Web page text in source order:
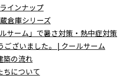
インナップ
倉庫シリーズ
サーム」で暑さ対策・熱中症対策
ございました。 | クールサーム
築の流れ
ちについて